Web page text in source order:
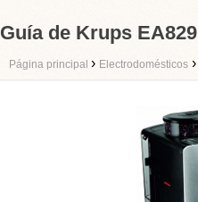
Guía de Krups EA829
Página principal › Electrodomésticos ›